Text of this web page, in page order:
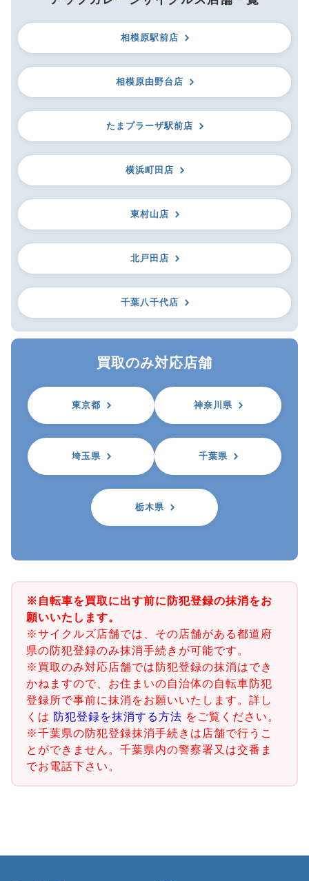
相模原駅前店
相模原由野台店
たまプラーザ駅前店
横浜町田店
東村山店
北戸田店
千葉八千代店
買取のみ対応店舗
東京都 神奈川県
埼玉県 千葉県
栃木県
※自転車を買取に出す前に防犯登録の抹消をお
願いいたします。
※サイクルズ店舗では、その店舗がある都道府
県の防犯登録のみ抹消手続きが可能です。
※買取のみ対応店舗では防犯登録の抹消はでき
かねますので、お住まいの自治体の自転車防犯
登録所で事前に抹消をお願いいたします。詳し
くは 防犯登録を抹消する方法 をご覧ください。
※千葉県の防犯登録抹消手続きは店舗で行うこ
とができません。千葉県内の警察署又は交番ま
でお電話下さい。